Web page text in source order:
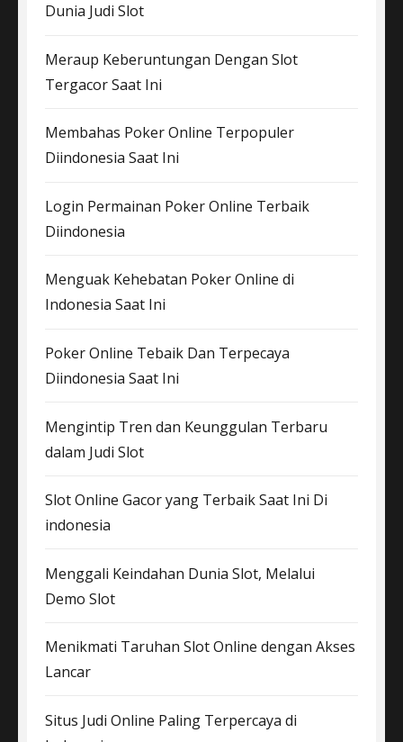
Dunia Judi Slot
Meraup Keberuntungan Dengan Slot
Tergacor Saat Ini
Membahas Poker Online Terpopuler
Diindonesia Saat Ini
Login Permainan Poker Online Terbaik
Diindonesia
Menguak Kehebatan Poker Online di
Indonesia Saat Ini
Poker Online Tebaik Dan Terpecaya
Diindonesia Saat Ini
Mengintip Tren dan Keunggulan Terbaru
dalam Judi Slot
Slot Online Gacor yang Terbaik Saat Ini Di
indonesia
Menggali Keindahan Dunia Slot, Melalui
Demo Slot
Menikmati Taruhan Slot Online dengan Akses
Lancar
Situs Judi Online Paling Terpercaya di